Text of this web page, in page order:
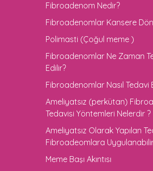
Fibroadenom Nedir?
Fibroadenomlar Kansere
Polimasti (Çoğul meme )
Fibroadenomlar Ne Zaman
Edilir?
Fibroadenomlar Nasıl Tedavi
Ameliyatsız (perkütan)
Tedavisi Yöntemleri Nelerdir ?
Ameliyatsız Olarak Yapılan
Fibroadeomlara
Meme Başı Akıntısı